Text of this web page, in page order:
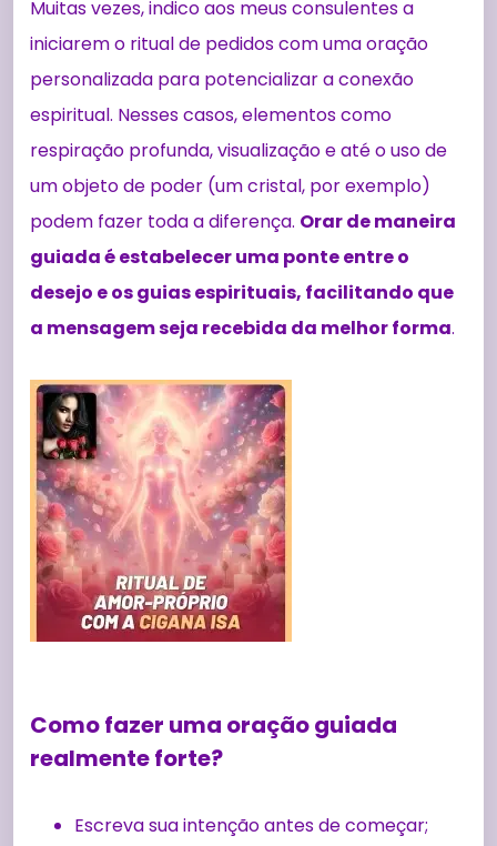
Muitas vezes, indico aos meus consulentes a
iniciarem o ritual de pedidos com uma oração
personalizada para potencializar a conexão
espiritual. Nesses casos, elementos como
respiração profunda, visualização e até o uso de
um objeto de poder (um cristal, por exemplo)
podem fazer toda a diferença. Orar de maneira
guiada é estabelecer uma ponte entre o
desejo e os guias espirituais, facilitando que
a mensagem seja recebida da melhor forma.
Como fazer uma oração guiada
realmente forte?
Escreva sua intenção antes de começar;